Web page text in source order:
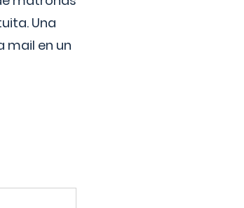
Una
mail en un